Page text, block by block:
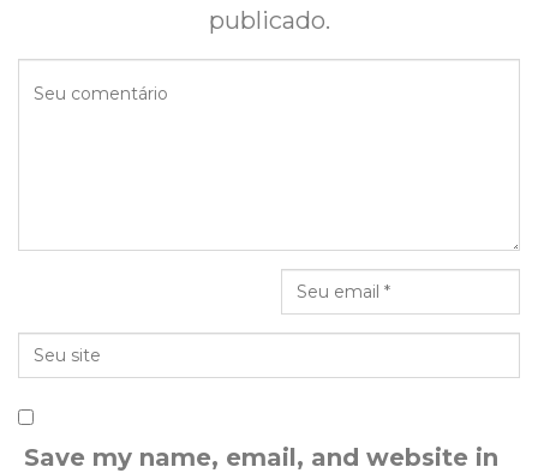
publicado.
Save my name, email, and website in